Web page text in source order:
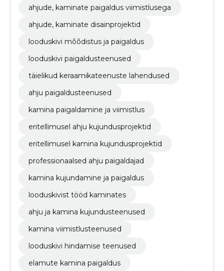
ahjude, kaminate paigaldus viimistlusega
ahjude, kaminate disainprojektid
looduskivi mõõdistus ja paigaldus
looduskivi paigaldusteenused
täielikud keraamikateenuste lahendused
ahju paigaldusteenused
kamina paigaldamine ja viimistlus
eritellimusel ahju kujundusprojektid
eritellimusel kamina kujundusprojektid
professionaalsed ahju paigaldajad
kamina kujundamine ja paigaldus
looduskivist tööd kaminates
ahju ja kamina kujundusteenused
kamina viimistlusteenused
looduskivi hindamise teenused
elamute kamina paigaldus